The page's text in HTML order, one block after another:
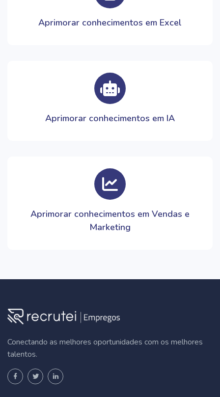
Aprimorar conhecimentos em Excel
Aprimorar conhecimentos em IA
Aprimorar conhecimentos em Vendas e
Marketing
Conectando as melhores oportunidades com os melhores
talentos.